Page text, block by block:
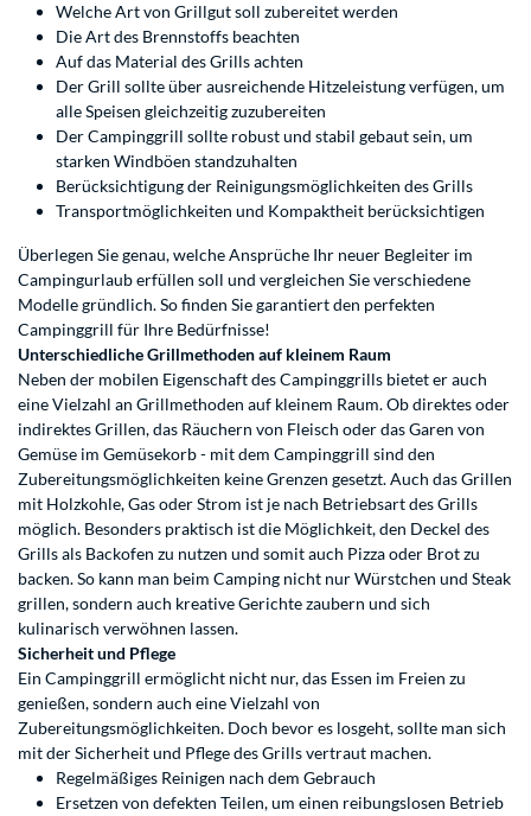
Welche Art von Grillgut soll zubereitet werden
Die Art des Brennstoffs beachten
Auf das Material des Grills achten
Der Grill sollte über ausreichende Hitzeleistung verfügen, um
alle Speisen gleichzeitig zuzubereiten
Der Campinggrill sollte robust und stabil gebaut sein, um
starken Windböen standzuhalten
Berücksichtigung der Reinigungsmöglichkeiten des Grills
Transportmöglichkeiten und Kompaktheit berücksichtigen
Überlegen Sie genau, welche Ansprüche Ihr neuer Begleiter im
Campingurlaub erfüllen soll und vergleichen Sie verschiedene
Modelle gründlich. So finden Sie garantiert den perfekten
Campinggrill für Ihre Bedürfnisse!
Unterschiedliche Grillmethoden auf kleinem Raum
Neben der mobilen Eigenschaft des Campinggrills bietet er auch
eine Vielzahl an Grillmethoden auf kleinem Raum. Ob direktes oder
indirektes Grillen, das Räuchern von Fleisch oder das Garen von
Gemüse im Gemüsekorb - mit dem Campinggrill sind den
Zubereitungsmöglichkeiten keine Grenzen gesetzt. Auch das Grillen
mit Holzkohle, Gas oder Strom ist je nach Betriebsart des Grills
möglich. Besonders praktisch ist die Möglichkeit, den Deckel des
Grills als Backofen zu nutzen und somit auch Pizza oder Brot zu
backen. So kann man beim Camping nicht nur Würstchen und Steak
grillen, sondern auch kreative Gerichte zaubern und sich
kulinarisch verwöhnen lassen.
Sicherheit und Pflege
Ein Campinggrill ermöglicht nicht nur, das Essen im Freien zu
genießen, sondern auch eine Vielzahl von
Zubereitungsmöglichkeiten. Doch bevor es losgeht, sollte man sich
mit der Sicherheit und Pflege des Grills vertraut machen.
Regelmäßiges Reinigen nach dem Gebrauch
Ersetzen von defekten Teilen, um einen reibungslosen Betrieb